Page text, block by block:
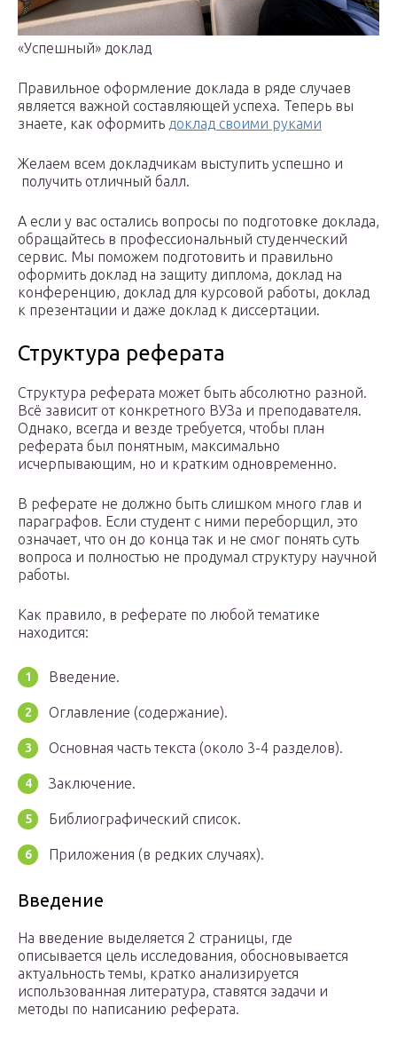
«Успешный» доклад
Правильное оформление доклада в ряде случаев
является важной составляющей успеха. Теперь вы
знаете, как оформить доклад своими руками
Желаем всем докладчикам выступить успешно и
получить отличный балл.
А если у вас остались вопросы по подготовке доклада,
обращайтесь в профессиональный студенческий
сервис. Мы поможем подготовить и правильно
оформить доклад на защиту диплома, доклад на
конференцию, доклад для курсовой работы, доклад
к презентации и даже доклад к диссертации.
Структура реферата
Структура реферата может быть абсолютно разной.
Всё зависит от конкретного ВУЗа и преподавателя.
Однако, всегда и везде требуется, чтобы план
реферата был понятным, максимально
исчерпывающим, но и кратким одновременно.
В реферате не должно быть слишком много глав и
параграфов. Если студент с ними переборщил, это
означает, что он до конца так и не смог понять суть
вопроса и полностью не продумал структуру научной
работы.
Как правило, в реферате по любой тематике
находится:
Введение.
Оглавление (содержание).
Основная часть текста (около 3-4 разделов).
Заключение.
Библиографический список.
Приложения (в редких случаях).
Введение
На введение выделяется 2 страницы, где
описывается цель исследования, обосновывается
актуальность темы, кратко анализируется
использованная литература, ставятся задачи и
методы по написанию реферата.